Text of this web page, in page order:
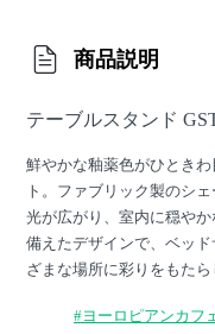
商品説明
テーブルスタンド
鮮やかな釉薬色がひとき
ト。ファブリック製のシ
光が広がり、室内に穏や
備えたデザインで、ベッ
ざまな場所に彩りをもたら
#ヨーロピアンカフ